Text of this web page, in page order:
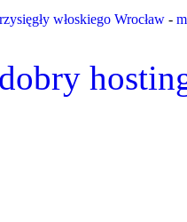
włoskiego Wrocław -